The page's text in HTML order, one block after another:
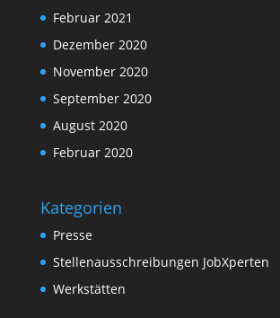
Februar 2021
Dezember 2020
November 2020
September 2020
August 2020
Februar 2020
Kategorien
Presse
Stellenausschreibungen JobXperten
Werkstätten